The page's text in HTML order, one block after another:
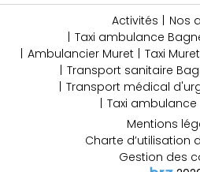
Activités
Nos
Taxi ambulance
Ambulancier Muret
Taxi Muret
Transport sanitaire
Transport médical
Taxi
Mentions
Charte d’utilisation
Gestion des